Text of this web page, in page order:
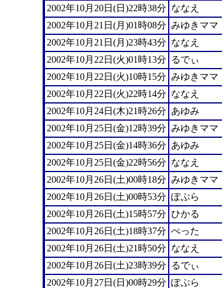
2002年10月20日(日)22時38分 ななえ
2002年10月21日(月)01時08分 みゆきママ
2002年10月21日(月)23時43分 ななえ
2002年10月22日(火)01時13分
るでぃ
2002年10月22日(火)10時15分 みゆきママ
2002年10月22日(火)22時14分 ななえ
2002年10月24日(木)21時26分 あゆみ
2002年10月25日(金)12時39分 みゆきママ
2002年10月25日(金)14時36分 あゆみ
2002年10月25日(金)22時56分 ななえ
2002年10月26日(土)00時18分 みゆきママ
2002年10月26日(土)00時53分 ぽぷら
2002年10月26日(土)15時57分 ひかる
2002年10月26日(土)18時37分 ぺった
2002年10月26日(土)21時50分 ななえ
2002年10月26日(土)23時39分
るでぃ
2002年10月27日(日)00時29分 ぽぷら